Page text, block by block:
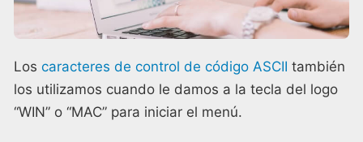
Los caracteres de control de código ASCII también
los utilizamos cuando le damos a la tecla del logo
“WIN” o “MAC” para iniciar el menú.